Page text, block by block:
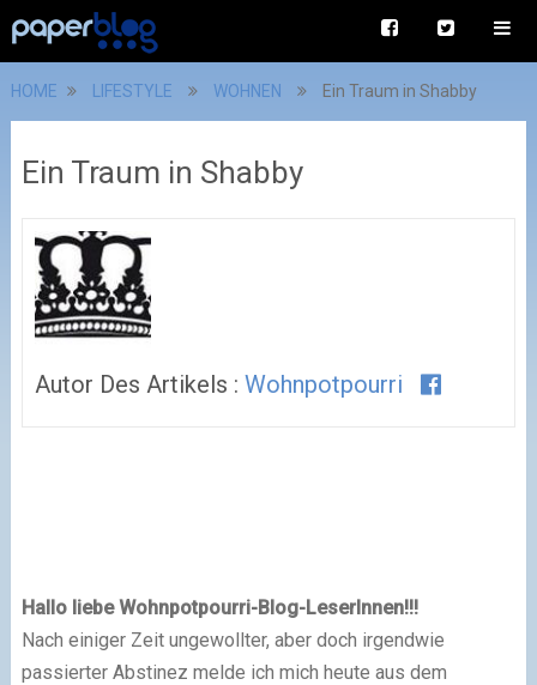
HOME LIFESTYLE WOHNEN Ein Traum in Shabby
Ein Traum in Shabby
Autor Des Artikels : Wohnpotpourri
Hallo liebe Wohnpotpourri-Blog-LeserInnen!!!
Nach einiger Zeit ungewollter, aber doch irgendwie
passierter Abstinez melde ich mich heute aus dem